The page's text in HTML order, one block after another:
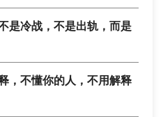
是冷战，不是出轨，而是
，不懂你的人，不用解释